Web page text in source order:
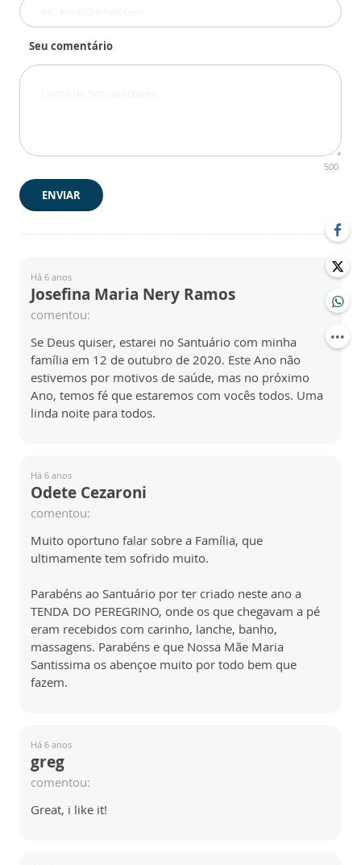
Seu comentário
500
ENVIAR
Há 6 anos
Josefina Maria Nery Ramos
comentou:
Se Deus quiser, estarei no Santuário com minha
família em 12 de outubro de 2020. Este Ano não
estivemos por motivos de saúde, mas no próximo
Ano, temos fé que estaremos com vocês todos. Uma
linda noite para todos.
Há 6 anos
Odete Cezaroni
comentou:
Muito oportuno falar sobre a Família, que
ultimamente tem sofrido muito.
Parabéns ao Santuário por ter criado neste ano a
TENDA DO PEREGRINO, onde os que chegavam a pé
eram recebidos com carinho, lanche, banho,
massagens. Parabéns e que Nossa Mãe Maria
Santissima os abençoe muito por todo bem que
fazem.
Há 6 anos
greg
comentou:
Great, i like it!